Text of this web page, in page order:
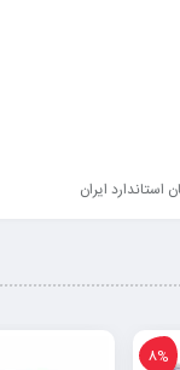
ایران
8%